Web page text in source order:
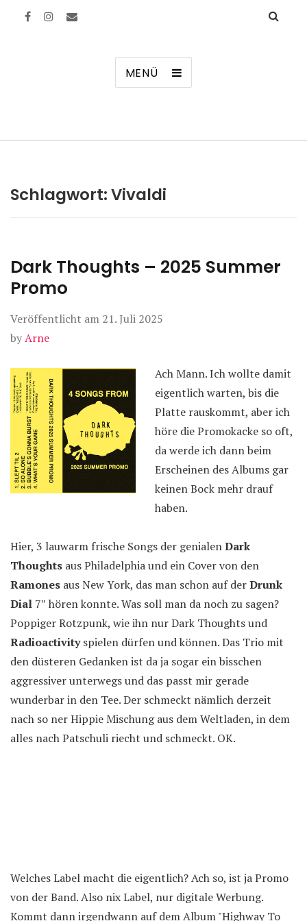
MENÜ
Schlagwort:Vivaldi
Dark Thoughts – 2025 Summer
Promo
Veröffentlicht am 21. Juli 2025
byArne
Ach Mann. Ich wollte damit
eigentlich warten, bis die
Platte rauskommt, aber ich
höre die Promokacke so oft,
da werde ich dann beim
Erscheinen des Albums gar
keinen Bock mehr drauf
haben.
Hier, 3 lauwarm frische Songs der genialenDark
Thoughts aus Philadelphia und ein Cover von den
Ramones aus New York, das man schon auf derDrunk
Dial 7″ hören konnte. Was soll man da noch zu sagen?
Poppiger Rotzpunk, wie ihn nur Dark Thoughts und
Radioactivityspielen dürfen und können. Das Trio mit
den düsteren Gedanken ist da ja sogar ein bisschen
aggressiver unterwegs und das passt mir gerade
wunderbar in den Tee. Der schmeckt nämlich derzeit
nach so ner Hippie Mischung aus dem Weltladen, in dem
alles nach Patschuli riecht und schmeckt. OK.
Welches Label macht die eigentlich? Ach so, ist ja Promo
von der Band. Also nix Label, nur digitale Werbung.
Kommt dann irgendwann auf dem Album "Highway To